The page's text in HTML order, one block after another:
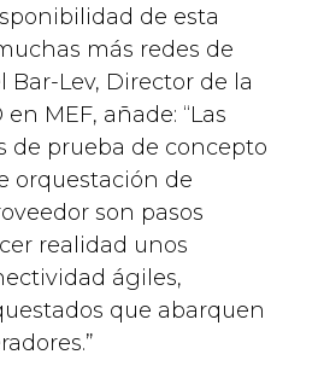
de esta
más redes de
Bar-Lev, Director de la
MEF, añade: “Las
de prueba de concepto
orquestación de
son pasos
realidad unos
ágiles,
que abarquen